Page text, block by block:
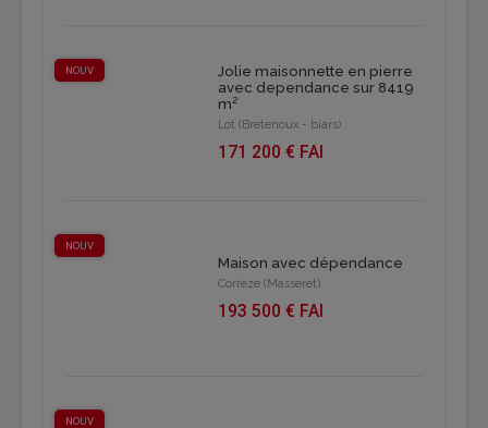
NOUV
Jolie maisonnette en pierre
avec dependance sur 8419
m²
Lot (Bretenoux - biars)
171 200 € FAI
NOUV
Maison avec dépendance
Corrèze (Masseret)
193 500 € FAI
NOUV